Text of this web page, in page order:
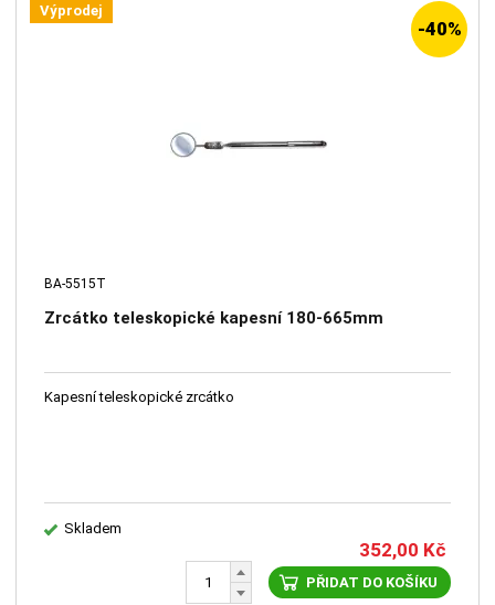
Výprodej
-40%
BA-5515T
Zrcátko teleskopické kapesní 180-665mm
Kapesní teleskopické zrcátko
Skladem
352,00 Kč
PŘIDAT DO KOŠÍKU